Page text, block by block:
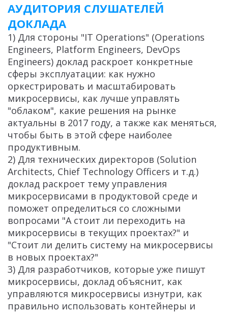
АУДИТОРИЯ СЛУШАТЕЛЕЙ
ДОКЛАДА
1) Для стороны "IT Operations" (Operations
Engineers, Platform Engineers, DevOps
Engineers) доклад раскроет конкретные
сферы эксплуатации: как нужно
оркестрировать и масштабировать
микросервисы, как лучше управлять
"облаком", какие решения на рынке
актуальны в 2017 году, а также как меняться,
чтобы быть в этой сфере наиболее
продуктивным.
2) Для технических директоров (Solution
Architects, Chief Technology Officers и т.д.)
доклад раскроет тему управления
микросервисами в продуктовой среде и
поможет определиться со сложными
вопросами "А стоит ли переходить на
микросервисы в текущих проектах?" и
"Стоит ли делить систему на микросервисы
в новых проектах?"
3) Для разработчиков, которые уже пишут
микросервисы, доклад объяснит, как
управляются микросервисы изнутри, как
правильно использовать контейнеры и